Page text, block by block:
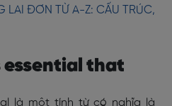
LAI ĐƠN TỪ A-Z: CẤU TRÚC,
essential that
là một tính từ có nghĩa là